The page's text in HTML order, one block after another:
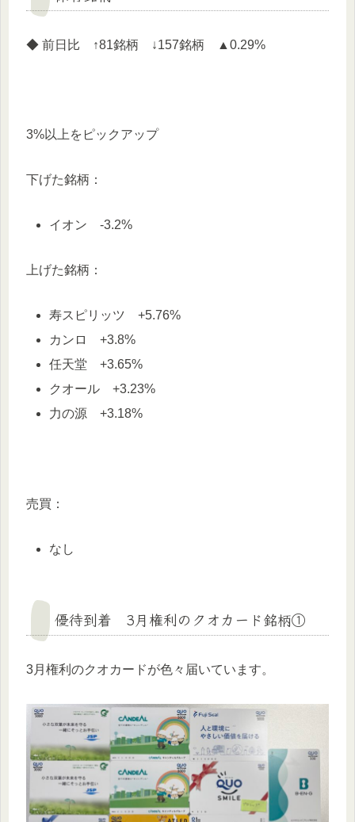
◆ 前日比 ↑81銘柄 ↓157銘柄 ▲0.29%
3%以上をピックアップ
下げた銘柄：
イオン -3.2%
上げた銘柄：
寿スピリッツ +5.76%
カンロ +3.8%
任天堂 +3.65%
クオール +3.23%
力の源 +3.18%
売買：
なし
優待到着 3月権利のクオカード銘柄①
3月権利のクオカードが色々届いています。